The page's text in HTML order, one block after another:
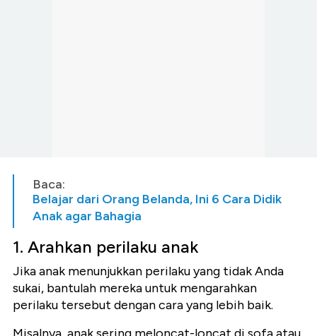
Baca:
Belajar dari Orang Belanda, Ini 6 Cara Didik
Anak agar Bahagia
1. Arahkan perilaku anak
Jika anak menunjukkan perilaku yang tidak Anda
sukai, bantulah mereka untuk mengarahkan
perilaku tersebut dengan cara yang lebih baik.